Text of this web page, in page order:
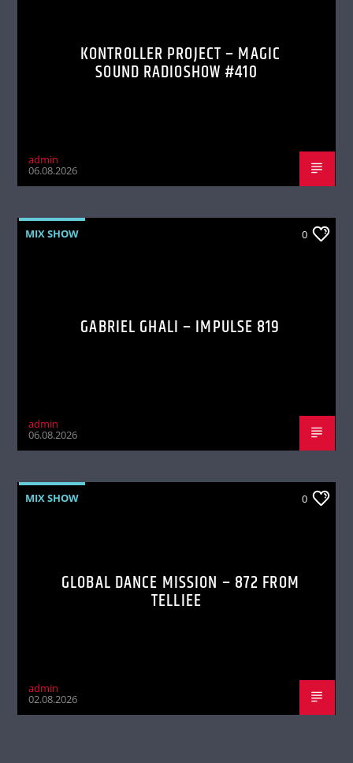
KONTROLLER PROJECT – MAGIC
SOUND RADIOSHOW #410
admin
06.08.2026
MIX SHOW 0
GABRIEL GHALI – IMPULSE 819
admin
06.08.2026
MIX SHOW 0
GLOBAL DANCE MISSION – 872 FROM
TELLIEE
admin
02.08.2026